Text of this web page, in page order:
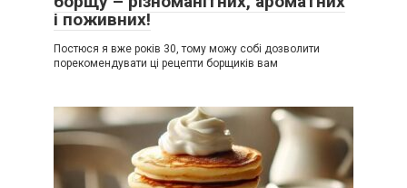
і поживних!
Постюся я вже років 30, тому можу собі дозволити
порекомендувати ці рецепти борщиків вам